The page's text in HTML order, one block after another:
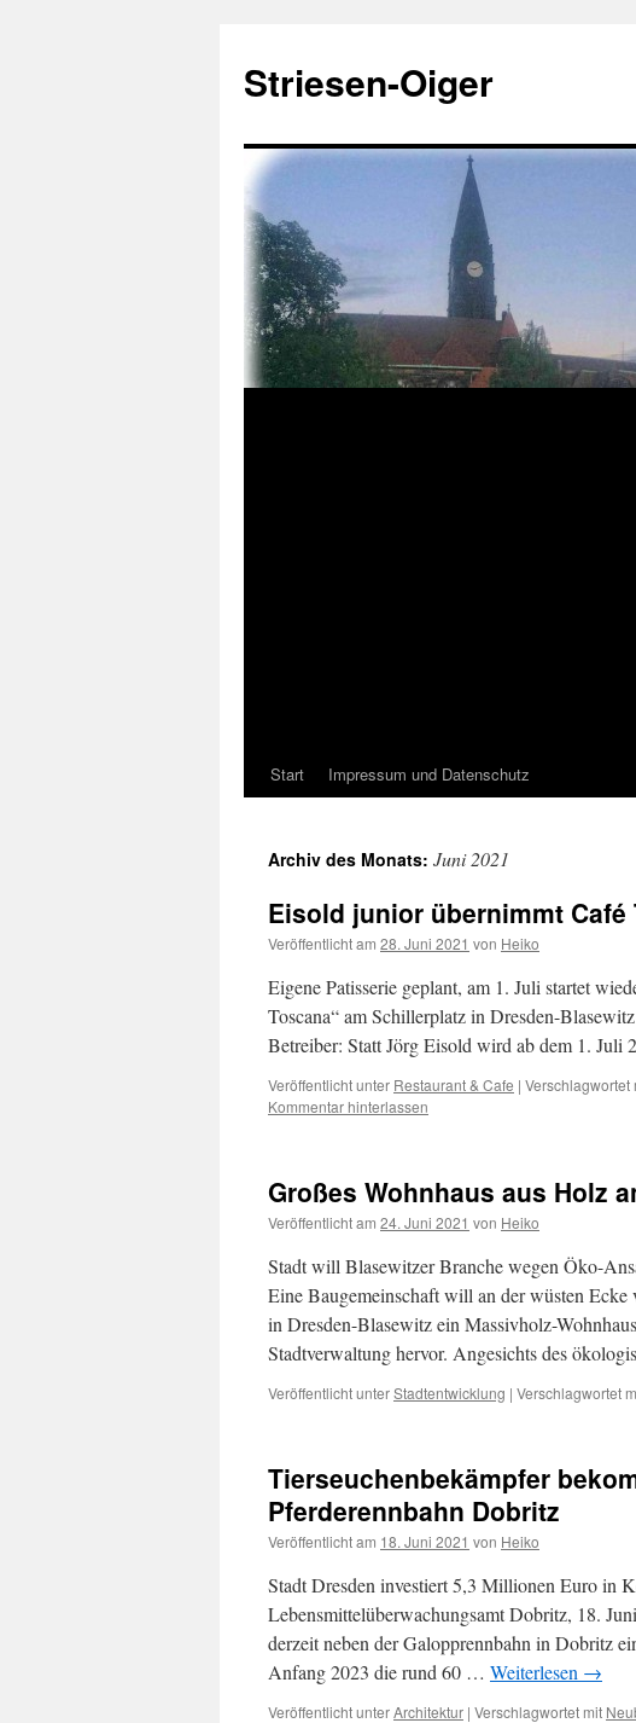
springen
Striesen-Oiger
Start Impressum und Datenschutz
Archiv des Monats: Juni 2021
Eisold junior übernimmt Café
Veröffentlicht am 28. Juni 2021 von Heiko
Eigene Patisserie geplant, am 1. Juli startet
Toscana“ am Schillerplatz in Dresden-
Betreiber: Statt Jörg Eisold wird ab dem 1. Juli
Veröffentlicht unter Restaurant & Cafe | Verschlagwortet
Kommentar hinterlassen
Großes Wohnhaus aus Holz
Veröffentlicht am 24. Juni 2021 von Heiko
Stadt will Blasewitzer Branche wegen Öko-
Eine Baugemeinschaft will an der wüsten
in Dresden-Blasewitz ein Massivholz-
Stadtverwaltung hervor. Angesichts des
Veröffentlicht unterStadtentwicklung | Verschlagwortet
Tierseuchenbekämpfer
Pferderennbahn Dobritz
Veröffentlicht am 18. Juni 2021 von Heiko
Stadt Dresden investiert 5,3 Millionen Euro in
Lebensmittelüberwachungsamt Dobritz, 18.
derzeit neben der Galopprennbahn in Dobritz
Anfang 2023 die rund 60 … Weiterlesen →
Veröffentlicht unterArchitektur | Verschlagwortet mit